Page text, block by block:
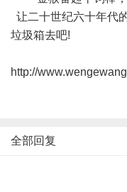
让二十世纪六十年代
垃圾箱去吧!
http://
全部回复